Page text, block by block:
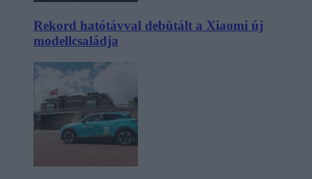
Rekord hatótávval debütált a Xiaomi új
modellcsaládja